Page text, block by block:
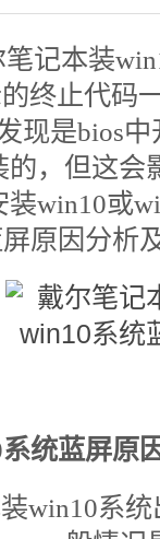
记本装
终止代码
现是bios
，但这
win10或
原因分析
统蓝屏原
win10系